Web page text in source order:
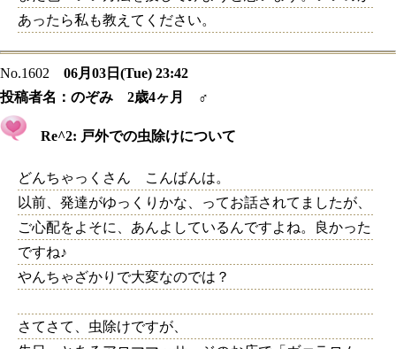
あったら私も教えてください。
No.1602
06月03日(Tue) 23:42
投稿者名： のぞみ 2歳4ヶ月 ♂
Re^2: 戸外での虫除けについて
どんちゃっくさん こんばんは。
以前、発達がゆっくりかな、ってお話されてましたが、
ご心配をよそに、あんよしているんですよね。良かった
ですね♪
やんちゃざかりで大変なのでは？
さてさて、虫除けですが、